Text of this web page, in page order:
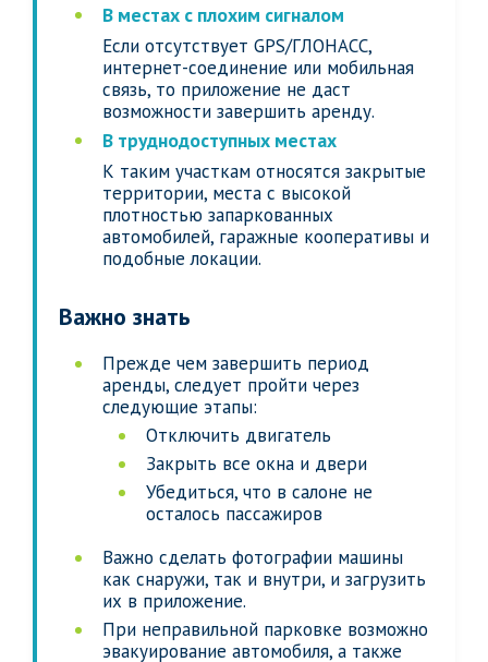
В местах с плохим сигналом
Если отсутствует GPS/ГЛОНАСС,
интернет-соединение или мобильная
связь, то приложение не даст
возможности завершить аренду.
В труднодоступных местах
К таким участкам относятся закрытые
территории, места с высокой
плотностью запаркованных
автомобилей, гаражные кооперативы и
подобные локации.
Важно знать
Прежде чем завершить период
аренды, следует пройти через
следующие этапы:
Отключить двигатель
Закрыть все окна и двери
Убедиться, что в салоне не
осталось пассажиров
Важно сделать фотографии машины
как снаружи, так и внутри, и загрузить
их в приложение.
При неправильной парковке возможно
эвакуирование автомобиля, а также